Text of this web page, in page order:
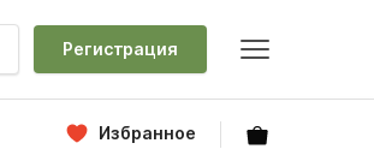
Регистрация
Избранное